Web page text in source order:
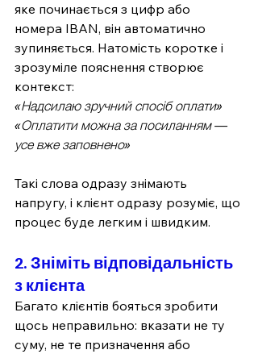
яке починається з цифр або
номера IBAN, він автоматично
зупиняється. Натомість коротке і
зрозуміле пояснення створює
контекст:
«Надсилаю зручний спосіб оплати»
«Оплатити можна за посиланням —
усе вже заповнено»
Такі слова одразу знімають
напругу, і клієнт одразу розуміє, що
процес буде легким і швидким.
2. Зніміть відповідальність
з клієнта
Багато клієнтів бояться зробити
щось неправильно: вказати не ту
суму, не те призначення або